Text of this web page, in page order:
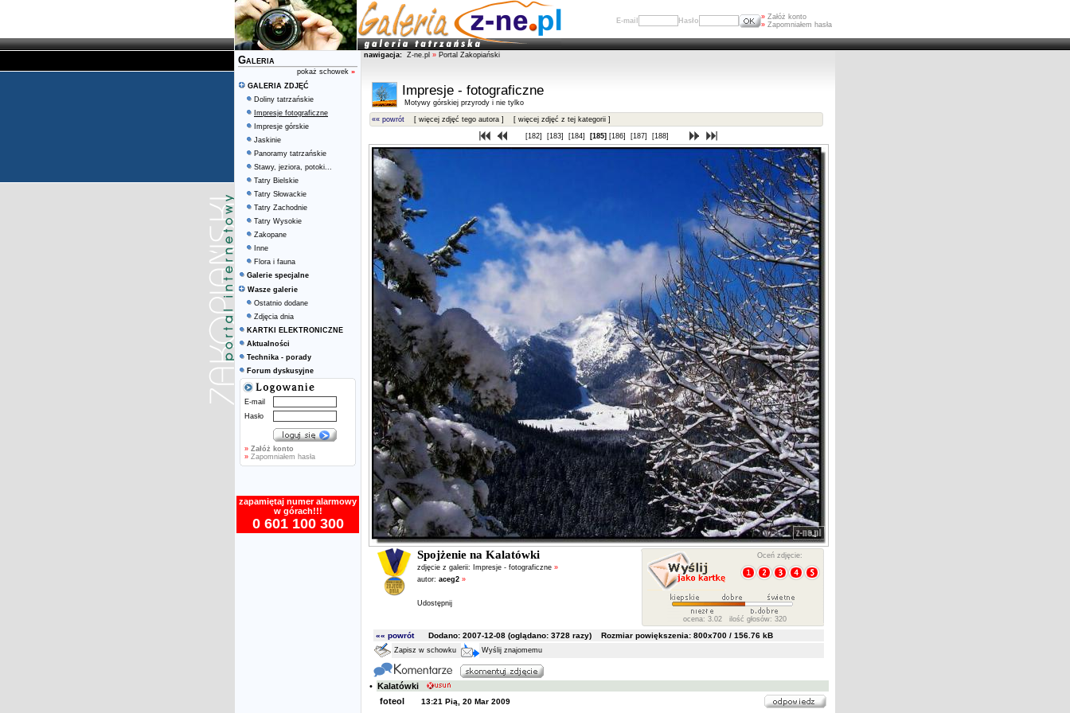
E-mail Hasło » Załóż konto
» Zapomniałem hasła
Galeria
pokaż schowek »
GALERIA ZDJĘĆ
Doliny tatrzańskie
Impresje fotograficzne
Impresje górskie
Jaskinie
Panoramy tatrzańskie
Stawy, jeziora, potoki...
Tatry Bielskie
Tatry Słowackie
Tatry Zachodnie
Tatry Wysokie
Zakopane
Inne
Flora i fauna
Galerie specjalne
Wasze galerie
Ostatnio dodane
Zdjęcia dnia
KARTKI ELEKTRONICZNE
Aktualności
Technika - porady
Forum dyskusyjne
E-mail
Hasło
» Załóż konto
» Zapomniałem hasła
zapamiętaj numer alarmowy
w górach!!!
0 601 100 300
nawigacja: Z-ne.pl » Portal Zakopiański
Impresje - fotograficzne
Motywy górskiej przyrody i nie tylko
«« powrót [ więcej zdjęć tego autora ] [ więcej zdjęć z tej kategorii ]
[182] [183] [184] [185] [186] [187] [188]
Spojżenie na Kalatówki
zdjęcie z galerii: Impresje - fotograficzne »
autor: aceg2 »
Udostępnij
Oceń zdjęcie:
ocena: 3.02 ilość głosów: 320
«« powrótDodano: 2007-12-08 (oglądano: 3728razy) Rozmiar powiększenia: 800x700 / 156.76 kB
Zapisz w schowku Wyślij znajomemu
• Kalatówki
foteol
13:21 Pią, 20 Mar 2009